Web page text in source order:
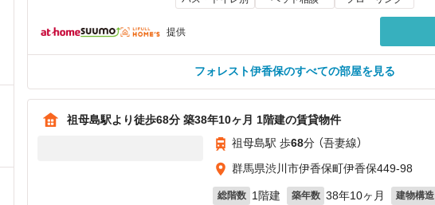
提供
フォレスト伊香保のすべての部屋を見る
祖母島駅より徒歩68分 築38年10ヶ月 1階建の賃貸物件
祖母島駅 歩68分 （吾妻線）
群馬県渋川市伊香保町伊香保449-98
総階数 1階建 築年数 38年10ヶ月 建物構造